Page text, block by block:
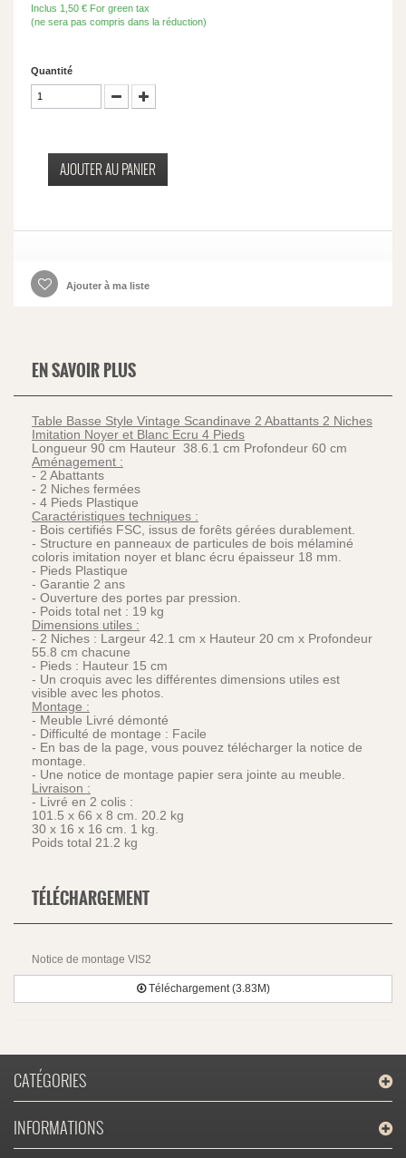
Inclus 1,50 € For green tax
(ne sera pas compris dans la réduction)
Quantité
AJOUTER AU PANIER
Ajouter à ma liste
EN SAVOIR PLUS
Table Basse Style Vintage Scandinave 2 Abattants 2 Niches
Imitation Noyer et Blanc Ecru 4 Pieds
Longueur 90 cm Hauteur 38.6.1 cm Profondeur 60 cm
Aménagement :
- 2 Abattants
- 2 Niches fermées
- 4 Pieds Plastique
Caractéristiques techniques :
- Bois certifiés FSC, issus de forêts gérées durablement.
- Structure en panneaux de particules de bois mélaminé
coloris imitation noyer et blanc écru épaisseur 18 mm.
- Pieds Plastique
- Garantie 2 ans
- Ouverture des portes par pression.
- Poids total net : 19 kg
Dimensions utiles :
- 2 Niches : Largeur 42.1 cm x Hauteur 20 cm x Profondeur
55.8 cm chacune
- Pieds : Hauteur 15 cm
- Un croquis avec les différentes dimensions utiles est
visible avec les photos.
Montage :
- Meuble Livré démonté
- Difficulté de montage : Facile
- En bas de la page, vous pouvez télécharger la notice de
montage.
- Une notice de montage papier sera jointe au meuble.
Livraison :
- Livré en 2 colis :
101.5 x 66 x 8 cm. 20.2 kg
30 x 16 x 16 cm. 1 kg.
Poids total 21.2 kg
TÉLÉCHARGEMENT
Notice de montage VIS2
Téléchargement (3.83M)
CATÉGORIES
INFORMATIONS